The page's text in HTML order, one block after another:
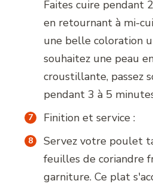
Faites cuire pendant
en retournant à mi-
une belle coloration
souhaitez une peau
croustillante, passez
pendant 3 à 5
Finition et service :
Servez votre poulet
feuilles de coriandre
garniture. Ce plat